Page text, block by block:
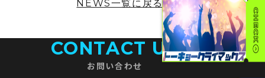
NEWS一覧に戻る
CONTACT US
お問い合わせ